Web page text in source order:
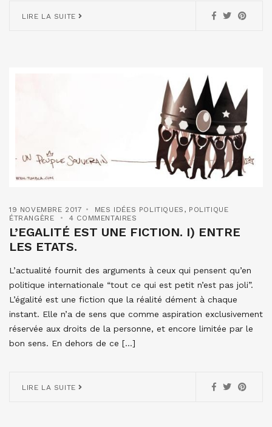
LIRE LA SUITE
19 NOVEMBRE 2017 MES IDÉES POLITIQUES , POLITIQUE
ÉTRANGÈRE
4 COMMENTAIRES
L’EGALITÉ EST UNE FICTION. I) ENTRE
LES ETATS.
L’actualité fournit des arguments à ceux qui pensent qu’en
politique internationale “tout ce qui est petit n’est pas joli”.
L’égalité est une fiction que la réalité dément à chaque
instant. Elle n’a de sens que comme aspiration exclusivement
réservée aux droits de la personne, et encore limitée par le
bon sens. En dehors de ce […]
LIRE LA SUITE